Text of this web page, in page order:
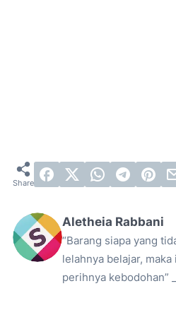
Aletheia Rabbani
“Barang siapa yang
lelahnya belajar,
perihnya kebodohan”